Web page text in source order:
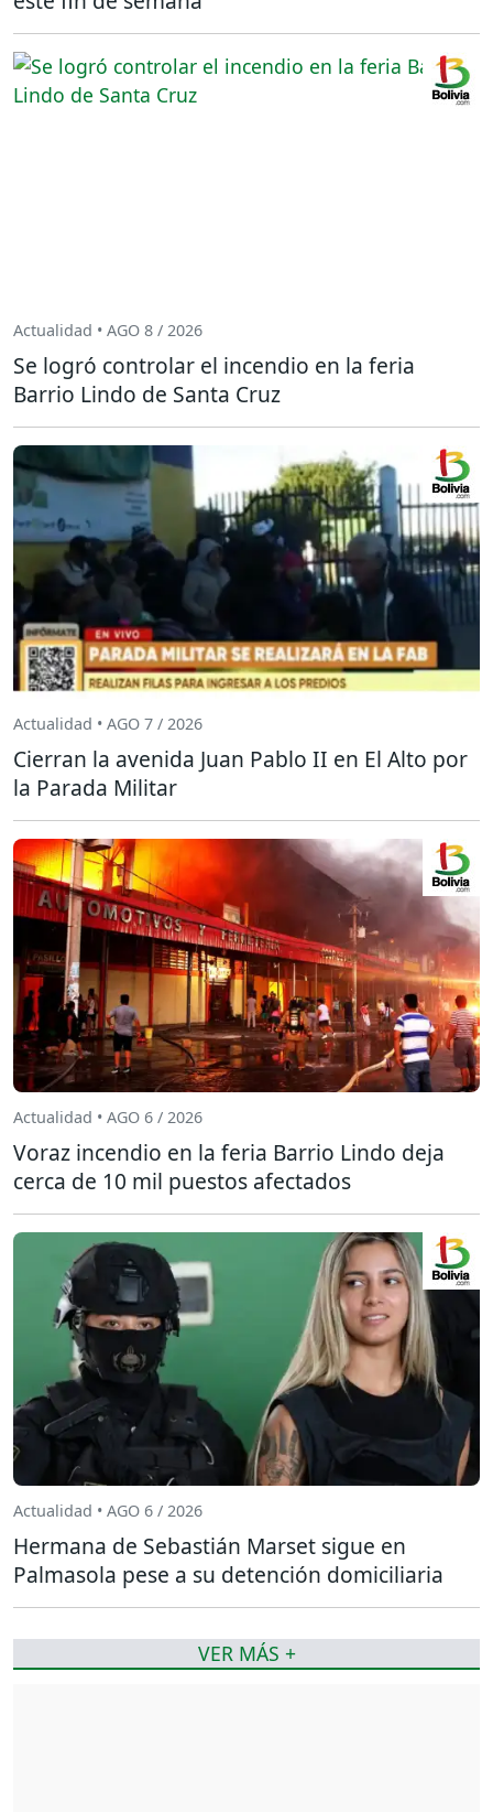
Actualidad • AGO 8 / 2026
Se logró controlar el incendio en la feria
Barrio Lindo de Santa Cruz
Actualidad • AGO 7 / 2026
Cierran la avenida Juan Pablo II en El Alto por
la Parada Militar
Actualidad • AGO 6 / 2026
Voraz incendio en la feria Barrio Lindo deja
cerca de 10 mil puestos afectados
Actualidad • AGO 6 / 2026
Hermana de Sebastián Marset sigue en
Palmasola pese a su detención domiciliaria
VER MÁS +